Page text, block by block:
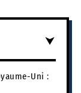
Uni :